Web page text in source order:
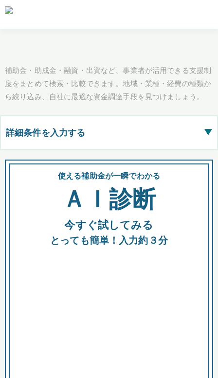
補助金・助成金・融資・出資など、事業者が活用できる支援制
度をまとめて検索・比較できます。地域・業種・経費の種類か
ら絞り込み、自社に最適な資金調達手段を見つけましょう。
詳細条件を入力する ▶
都道府県
全国の検索結果を含めて表示
助成金 融資 出資
使える補助金が一瞬でわかる
ＡＩ診断
今すぐ試してみる
とっても簡単！入力約３分